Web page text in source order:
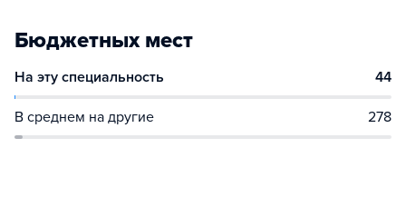
Бюджетных мест
На эту специальность 44
В среднем на другие 278